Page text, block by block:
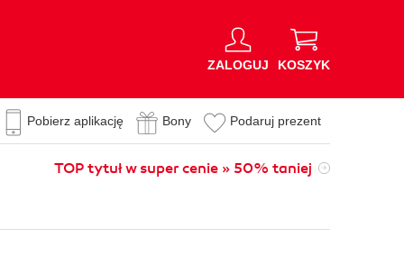
ZALOGUJ KOSZYK
Pobierz aplikację Bony Podaruj prezent
TOP tytuł w super cenie » 50% taniej